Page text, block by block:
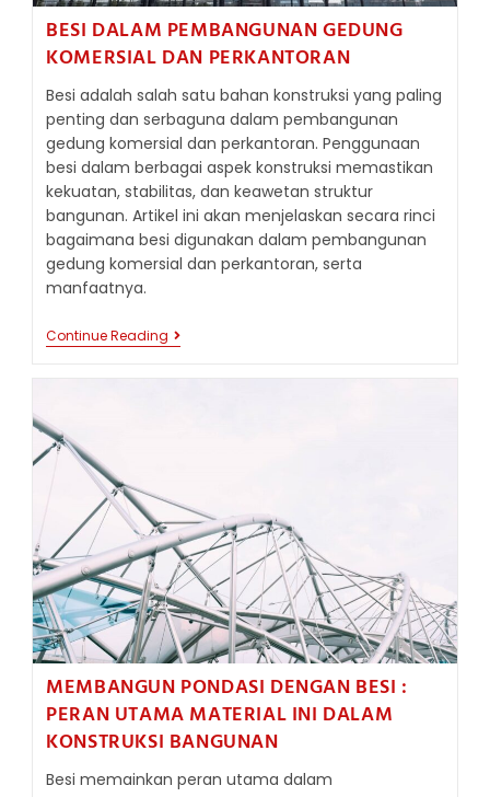
BESI DALAM PEMBANGUNAN GEDUNG
KOMERSIAL DAN PERKANTORAN
Besi adalah salah satu bahan konstruksi yang paling
penting dan serbaguna dalam pembangunan
gedung komersial dan perkantoran. Penggunaan
besi dalam berbagai aspek konstruksi memastikan
kekuatan, stabilitas, dan keawetan struktur
bangunan. Artikel ini akan menjelaskan secara rinci
bagaimana besi digunakan dalam pembangunan
gedung komersial dan perkantoran, serta
manfaatnya.
Continue Reading BESI
DALAM
MEMBANGUN PONDASI DENGAN BESI :
PERAN UTAMA MATERIAL INI DALAM
KONSTRUKSI BANGUNAN
Besi memainkan peran utama dalam